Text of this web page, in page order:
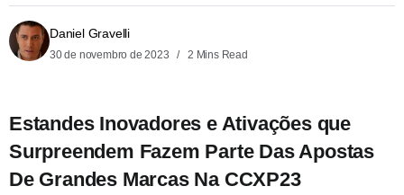
Daniel Gravelli
30 de novembro de 2023 2 Mins Read
Estandes Inovadores e Ativações que
Surpreendem Fazem Parte Das Apostas
De Grandes Marcas Na CCXP23